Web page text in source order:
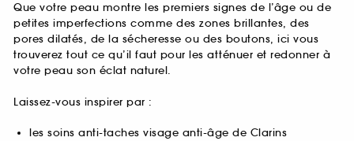
Que votre peau montre les premiers signes de l’âge ou de
petites imperfections comme des zones brillantes, des
pores dilatés, de la sécheresse ou des boutons, ici vous
trouverez tout ce qu’il faut pour les atténuer et redonner à
votre peau son éclat naturel.
Laissez-vous inspirer par :
les soins anti-taches visage anti-âge de Clarins